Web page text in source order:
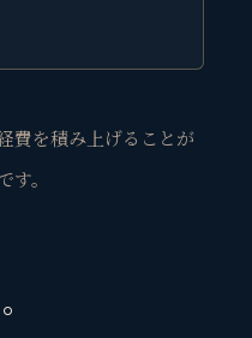
費を積み上げることが
。